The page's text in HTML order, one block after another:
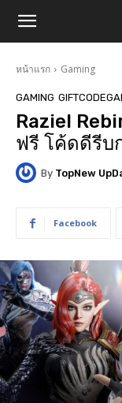
หน้าแรก Gaming
GAMING
Raziel
ฟรี โค้ดดีรีบ
By TopNew
Facebook